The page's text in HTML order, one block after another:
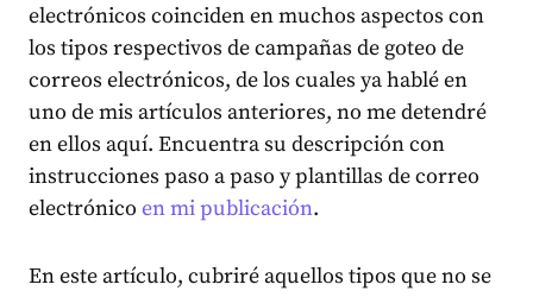
electrónicos coinciden en muchos aspectos con
los tipos respectivos de campañas de goteo de
correos electrónicos, de los cuales ya hablé en
uno de mis artículos anteriores, no me detendré
en ellos aquí. Encuentra su descripción con
instrucciones paso a paso y plantillas de correo
electrónico en mi publicación.
En este artículo, cubriré aquellos tipos que no se